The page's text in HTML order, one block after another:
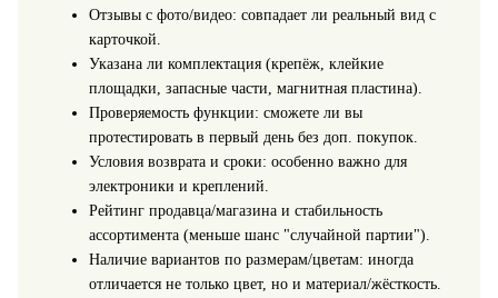
Отзывы с фото/видео: совпадает ли реальный вид с
карточкой.
Указана ли комплектация (крепёж, клейкие
площадки, запасные части, магнитная пластина).
Проверяемость функции: сможете ли вы
протестировать в первый день без доп. покупок.
Условия возврата и сроки: особенно важно для
электроники и креплений.
Рейтинг продавца/магазина и стабильность
ассортимента (меньше шанс "случайной партии").
Наличие вариантов по размерам/цветам: иногда
отличается не только цвет, но и материал/жёсткость.